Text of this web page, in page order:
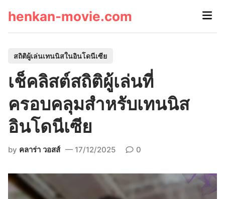
henkan-movie.com
Main
s
e
d
n
สถิติผู้เล่นเทนนิสในอินโดนีเซีย
เช็คลิสต์สถิติผู้เล่นที่
ครอบคลุมสำหรับเทนนิส
อินโดนีเซีย
by คลาร่า วอสส์ 17/12/2025 0